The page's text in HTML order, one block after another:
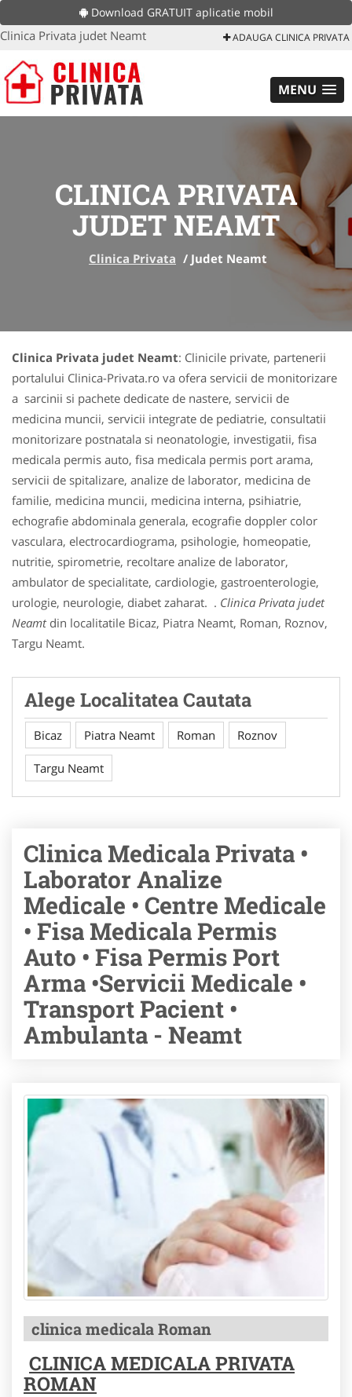
Download GRATUIT aplicatie mobil
Clinica Privata judet Neamt ADAUGA CLINICA PRIVATA
MENU
CLINICA PRIVATA
JUDET NEAMT
Clinica Privata / Judet Neamt
Clinica Privata judet Neamt: Clinicile private, partenerii
portalului Clinica-Privata.ro va ofera servicii de monitorizare
a sarcinii si pachete dedicate de nastere, servicii de
medicina muncii, servicii integrate de pediatrie, consultatii
monitorizare postnatala si neonatologie, investigatii, fisa
medicala permis auto, fisa medicala permis port arama,
servicii de spitalizare, analize de laborator, medicina de
familie, medicina muncii, medicina interna, psihiatrie,
echografie abdominala generala, ecografie doppler color
vasculara, electrocardiograma, psihologie, homeopatie,
nutritie, spirometrie, recoltare analize de laborator,
ambulator de specialitate, cardiologie, gastroenterologie,
urologie, neurologie, diabet zaharat. . Clinica Privata judet
Neamtdin localitatile Bicaz, Piatra Neamt, Roman, Roznov,
Targu Neamt.
Alege Localitatea Cautata
Bicaz Piatra Neamt Roman Roznov
Targu Neamt
Clinica Medicala Privata •
Laborator Analize
Medicale • Centre Medicale
• Fisa Medicala Permis
Auto • Fisa Permis Port
Arma •Servicii Medicale •
Transport Pacient •
Ambulanta - Neamt
clinica medicala Roman
CLINICA MEDICALA PRIVATA
ROMAN